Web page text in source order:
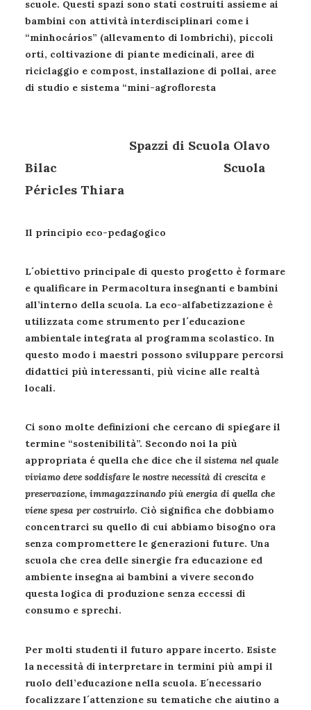
scuole. Questi spazi sono stati costruiti assieme ai
bambini con attività interdisciplinari come i
“minhocários” (allevamento di lombrichi), piccoli
orti, coltivazione di piante medicinali, aree di
riciclaggio e compost, installazione di pollai, aree
di studio e sistema “mini-agrofloresta
Spazzi di Scuola Olavo
Bilac Scuola
Péricles Thiara
Il principio eco-pedagogico
L´obiettivo principale di questo progetto è formare
e qualificare in Permacoltura insegnanti e bambini
all’interno della scuola. La eco-alfabetizzazione è
utilizzata come strumento per l´educazione
ambientale integrata al programma scolastico. In
questo modo i maestri possono sviluppare percorsi
didattici più interessanti, più vicine alle realtà
locali.
Ci sono molte definizioni che cercano di spiegare il
termine “sostenibilità”. Secondo noi la più
appropriata é quella che dice che il sistema nel quale
viviamo deve soddisfare le nostre necessità di crescita e
preservazione, immagazzinando più energia di quella che
viene spesa per costruirlo. Ciò significa che dobbiamo
concentrarci su quello di cui abbiamo bisogno ora
senza compromettere le generazioni future. Una
scuola che crea delle sinergie fra educazione ed
ambiente insegna ai bambini a vivere secondo
questa logica di produzione senza eccessi di
consumo e sprechi.
Per molti studenti il futuro appare incerto. Esiste
la necessità di interpretare in termini più ampi il
ruolo dell’educazione nella scuola. E´necessario
focalizzare l´attenzione su tematiche che aiutino a